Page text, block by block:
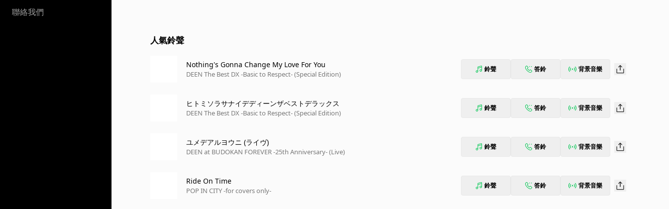
聯絡我們
人氣鈴聲
Nothing's Gonna Change My Love For You
DEEN The Best DX -Basic to Respect- (Special Edition)
鈴聲 答鈴 背景音樂
ヒトミソラサナイデディーンザベストデラックス
DEEN The Best DX -Basic to Respect- (Special Edition)
鈴聲 答鈴 背景音樂
ユメデアルヨウニ (ライヴ)
DEEN at BUDOKAN FOREVER -25th Anniversary- (Live)
鈴聲 答鈴 背景音樂
Ride On Time
POP IN CITY -for covers only-
鈴聲 答鈴 背景音樂